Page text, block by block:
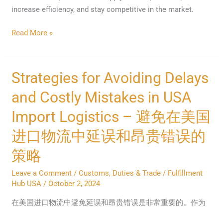
increase efficiency, and stay competitive in the market.
Read More »
Strategies for Avoiding Delays
and Costly Mistakes in USA
Import Logistics – 避免在美国
进口物流中延误和昂贵错误的
策略
Leave a Comment /Customs, Duties & Trade / Fulfillment
Hub USA/October 2, 2024
在美国进口物流中避免延误和昂贵错误是非常重要的。作为
Strategies
for
Avoiding
Delays
and
Costly
Mistakes
in
USA
Import
Logistics